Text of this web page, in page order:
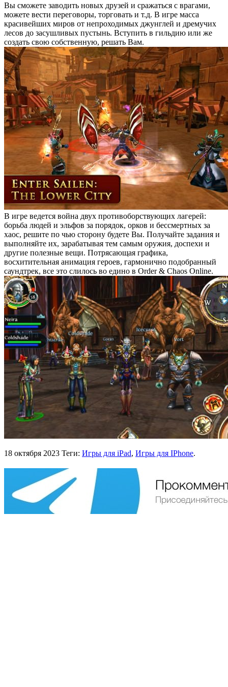
Вы сможете заводить новых друзей и сражаться с врагами,
можете вести переговоры, торговать и т.д. В игре масса
красивейших миров от непроходимых джунглей и дремучих
лесов до засушливых пустынь. Вступить в гильдию или же
создать свою собственную, решать Вам.
В игре ведется война двух противоборствующих лагерей:
борьба людей и эльфов за порядок, орков и бессмертных за
хаос, решите по чью сторону будете Вы. Получайте задания и
выполняйте их, зарабатывая тем самым оружия, доспехи и
другие полезные вещи. Потрясающая графика,
восхитительная анимация героев, гармонично подобранный
саундтрек, все это слилось во едино в Order & Chaos Online.
18 октября 2023 Теги: Игры для iPad, Игры для IPhone.